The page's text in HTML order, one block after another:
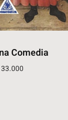
Comedia
33.000